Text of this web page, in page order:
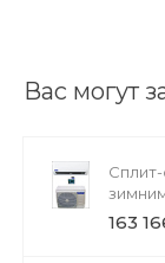
Вас могут
163